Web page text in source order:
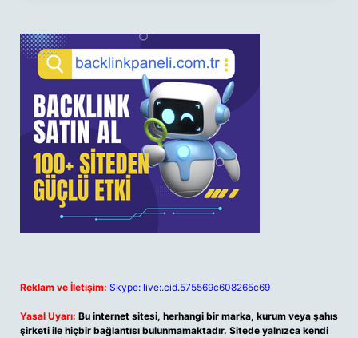
Reklam ve İletişim: Skype: live:.cid.575569c608265c69
Yasal Uyarı: Bu internet sitesi, herhangi bir marka, kurum veya şahıs
şirketi ile hiçbir bağlantısı bulunmamaktadır. Sitede yalnızca kendi